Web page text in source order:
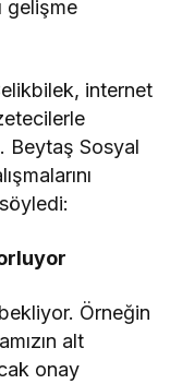
gelişme
internet
Beytaş Sosyal
Örneğin
alt
onay